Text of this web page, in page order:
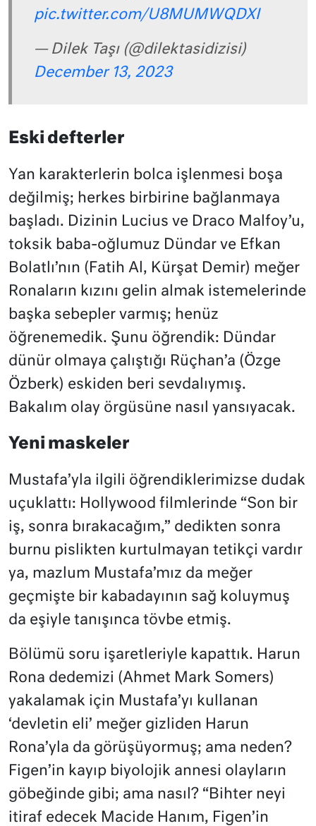
pic.twitter.com/U8MUMWQDXI
— Dilek Taşı (@dilektasidizisi)
December 13, 2023
Eski defterler
Yan karakterlerin bolca işlenmesi boşa
değilmiş; herkes birbirine bağlanmaya
başladı. Dizinin Lucius ve Draco Malfoy’u,
toksik baba-oğlumuz Dündar ve Efkan
Bolatlı’nın (Fatih Al, Kürşat Demir) meğer
Ronaların kızını gelin almak istemelerinde
başka sebepler varmış; henüz
öğrenemedik. Şunu öğrendik: Dündar
dünür olmaya çalıştığı Rüçhan’a (Özge
Özberk) eskiden beri sevdalıymış.
Bakalım olay örgüsüne nasıl yansıyacak.
Yeni maskeler
Mustafa’yla ilgili öğrendiklerimizse dudak
uçuklattı: Hollywood filmlerinde “Son bir
iş, sonra bırakacağım,” dedikten sonra
burnu pislikten kurtulmayan tetikçi vardır
ya, mazlum Mustafa’mız da meğer
geçmişte bir kabadayının sağ koluymuş
da eşiyle tanışınca tövbe etmiş.
Bölümü soru işaretleriyle kapattık. Harun
Rona dedemizi (Ahmet Mark Somers)
yakalamak için Mustafa’yı kullanan
‘devletin eli’ meğer gizliden Harun
Rona’yla da görüşüyormuş; ama neden?
Figen’in kayıp biyolojik annesi olayların
göbeğinde gibi; ama nasıl? “Bihter neyi
itiraf edecek Macide Hanım, Figen’in